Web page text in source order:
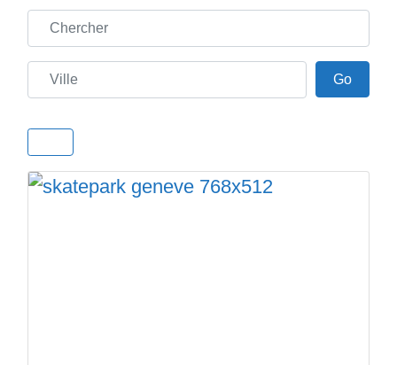
Chercher
Ville GoGo